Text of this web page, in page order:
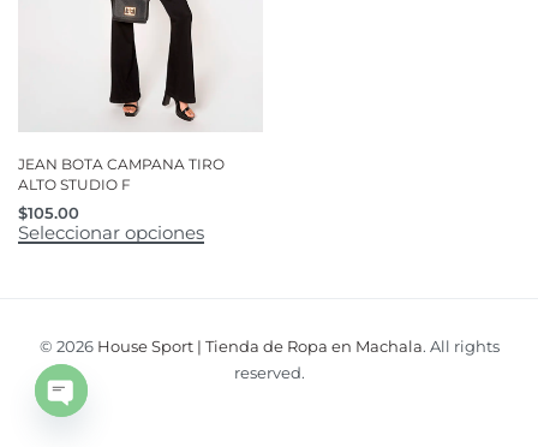
JEAN BOTA CAMPANA TIRO
ALTO STUDIO F
$105.00
Seleccionar opciones
© 2026 House Sport | Tienda de Ropa en Machala. All rights
reserved.
Open